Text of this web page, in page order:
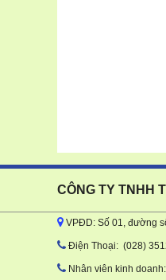
CÔNG TY TNHH
VPĐD: Số 01, đường
Ðiện Thoại:
Nhân viên kinh doanh: